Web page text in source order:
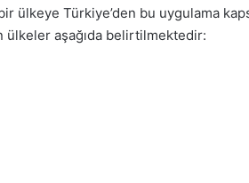
ülkeye Türkiye’den bu uygulama
aşağıda belirtilmektedir: